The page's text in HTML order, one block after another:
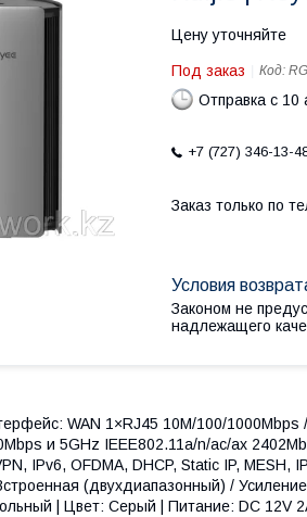
Цену уточняйте
Под заказ Код:
Отправка с 10
+7 (727) 346-13-
Заказ только по
Законом не
надлежащего
WAN 1×RJ45 10M/100/
и 5GHz IEEE802.11a/n/ac/ax
IPv6, OFDMA, DHCP, Static IP, MESH,
(двухдиапазонный) /
| Цвет: Серый | Питание: DC 12V